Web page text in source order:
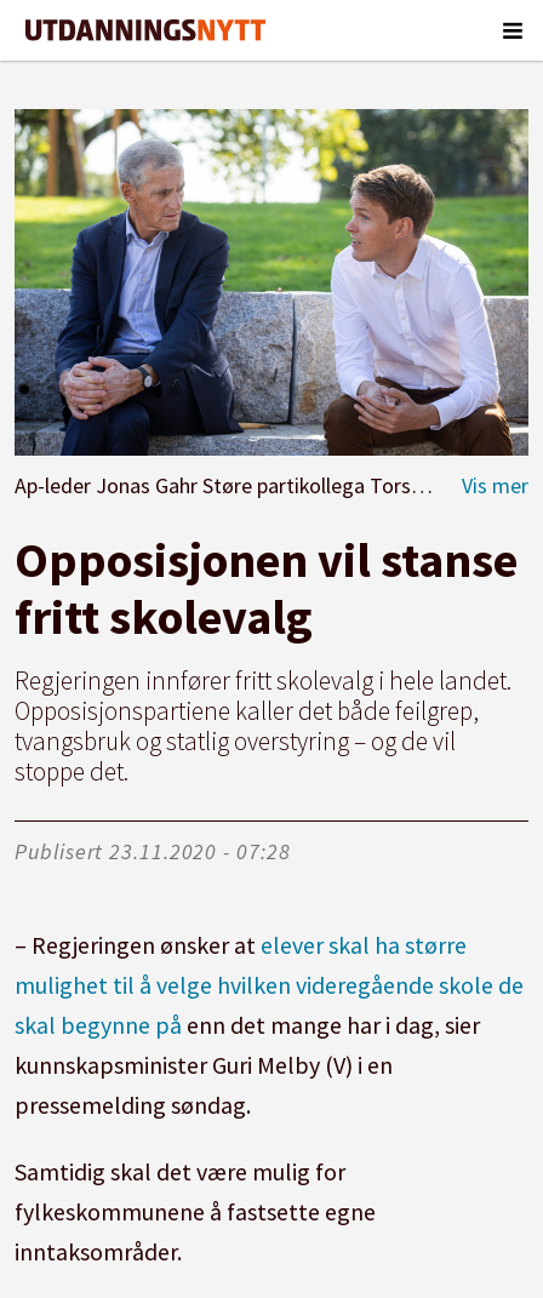
Ap-leder Jonas Gahr Støre partikollega Torstein Tvedt Solberg vil stanse regjeringens forslag om fritt skolevalg.
Opposisjonen vil stanse
fritt skolevalg
Regjeringen innfører fritt skolevalg i hele landet.
Opposisjonspartiene kaller det både feilgrep,
tvangsbruk og statlig overstyring – og de vil
stoppe det.
Publisert 23.11.2020 - 07:28
– Regjeringen ønsker at elever skal ha større
mulighet til å velge hvilken videregående skole de
skal begynne på enn det mange har i dag, sier
kunnskapsminister Guri Melby (V) i en
pressemelding søndag.
Samtidig skal det være mulig for
fylkeskommunene å fastsette egne
inntaksområder.